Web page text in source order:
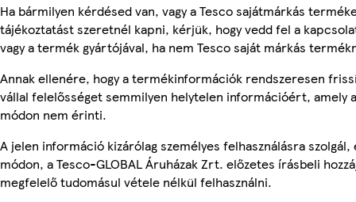
Ha bármilyen kérdésed van, vagy a Tesco sajátmárkás
tájékoztatást szeretnél kapni, kérjük, hogy vedd fel a
vagy a termék gyártójával, ha nem Tesco saját márkás
Annak ellenére, hogy a termékinformációk rendszeresen
vállal felelősséget semmilyen helytelen információért, amely
módon nem érinti.
A jelen információ kizárólag személyes felhasználásra
módon, a Tesco-GLOBAL Áruházak Zrt. előzetes írásbeli
megfelelő tudomásul vétele nélkül felhasználni.